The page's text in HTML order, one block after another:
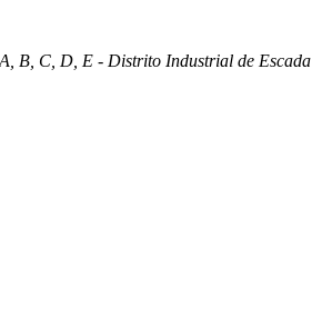
B, C, D, E - Distrito Industrial de Escada